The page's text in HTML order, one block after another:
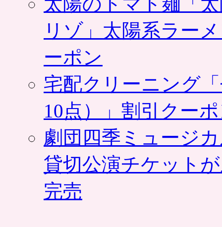
リゾ」太陽系ラー
ーポン
宅配クリーニング
10点）」割引クー
劇団四季ミュージ
貸切公演チケット
完売